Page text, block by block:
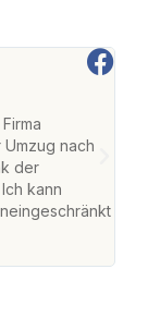
nach
der
kann